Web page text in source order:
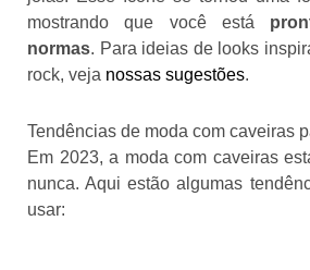
mostrando que você está
normas. Para ideias de looks
rock, veja nossas sugestões.
Tendências de moda com caveiras
Em 2023, a moda com caveiras
nunca. Aqui estão algumas
usar: